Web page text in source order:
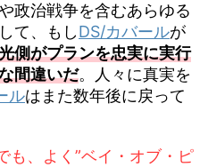
政治戦争を含むあらゆる
て、もしDS/カバールが
側がプランを忠実に実行
間違いだ。人々に真実を
ルはまた数年後に戻って
も、よく”ベイ・オブ・ピ